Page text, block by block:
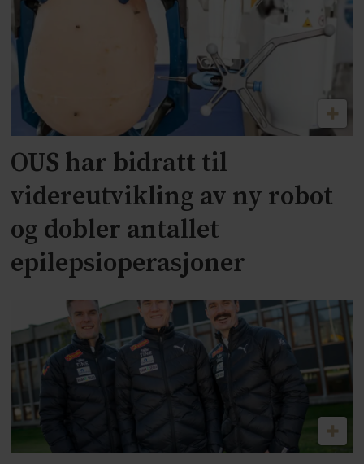
OUS har bidratt til
videreutvikling av ny robot
og dobler antallet
epilepsioperasjoner